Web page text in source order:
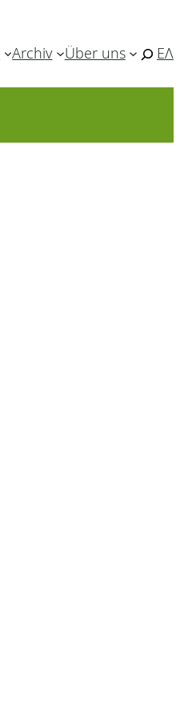
Archiv Über uns ΕΛ